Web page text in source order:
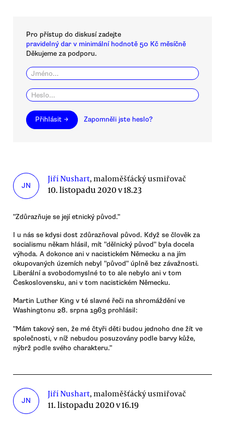
Pro přístup do diskusí zadejte
pravidelný dar v minimální hodnotě 50 Kč měsíčně
Děkujeme za podporu.
Přihlásit → Zapomněli jste heslo?
JN
Jiří Nushart, maloměšťácký usmiřovač
10. listopadu 2020 v 18.23
"Zdůrazňuje se její etnický původ."
I u nás se kdysi dost zdůrazňoval původ. Když se člověk za
socialismu někam hlásil, mít "dělnický původ" byla docela
výhoda. A dokonce ani v nacistickém Německu a na jím
okupovaných územích nebyl "původ" úplně bez závažnosti.
Liberální a svobodomyslné to to ale nebylo ani v tom
Československu, ani v tom nacistickém Německu.
Martin Luther King v té slavné řeči na shromáždění ve
Washingtonu 28. srpna 1963 prohlásil:
"Mám takový sen, že mé čtyři děti budou jednoho dne žít ve
společnosti, v níž nebudou posuzovány podle barvy kůže,
nýbrž podle svého charakteru."
JN
Jiří Nushart, maloměšťácký usmiřovač
11. listopadu 2020 v 16.19